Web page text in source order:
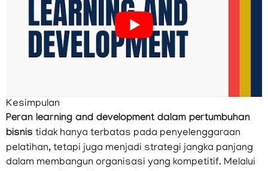
Kesimpulan
Peran learning and development dalam pertumbuhan
bisnis tidak hanya terbatas pada penyelenggaraan
pelatihan, tetapi juga menjadi strategi jangka panjang
dalam membangun organisasi yang kompetitif. Melalui